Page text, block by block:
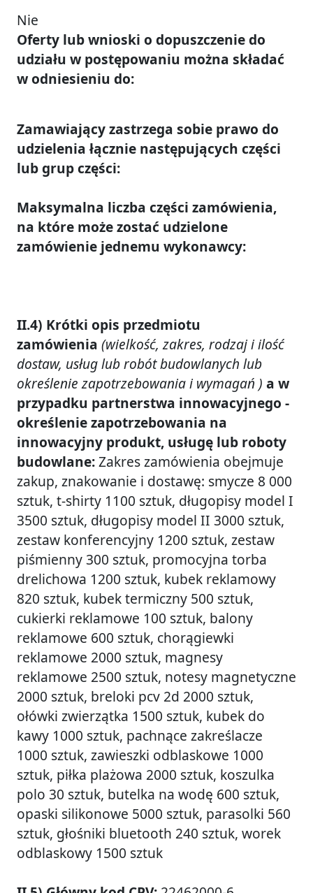
Nie
Oferty lub wnioski o dopuszczenie do
udziału w postępowaniu można składać
w odniesieniu do:
Zamawiający zastrzega sobie prawo do
udzielenia łącznie następujących części
lub grup części:
Maksymalna liczba części zamówienia,
na które może zostać udzielone
zamówienie jednemu wykonawcy:
II.4) Krótki opis przedmiotu
zamówienia (wielkość, zakres, rodzaj i ilość
dostaw, usług lub robót budowlanych lub
określenie zapotrzebowania i wymagań ) a w
przypadku partnerstwa innowacyjnego -
określenie zapotrzebowania na
innowacyjny produkt, usługę lub roboty
budowlane:Zakres zamówienia obejmuje
zakup, znakowanie i dostawę: smycze 8 000
sztuk, t-shirty 1100 sztuk, długopisy model I
3500 sztuk, długopisy model II 3000 sztuk,
zestaw konferencyjny 1200 sztuk, zestaw
piśmienny 300 sztuk, promocyjna torba
drelichowa 1200 sztuk, kubek reklamowy
820 sztuk, kubek termiczny 500 sztuk,
cukierki reklamowe 100 sztuk, balony
reklamowe 600 sztuk, chorągiewki
reklamowe 2000 sztuk, magnesy
reklamowe 2500 sztuk, notesy magnetyczne
2000 sztuk, breloki pcv 2d 2000 sztuk,
ołówki zwierzątka 1500 sztuk, kubek do
kawy 1000 sztuk, pachnące zakreślacze
1000 sztuk, zawieszki odblaskowe 1000
sztuk, piłka plażowa 2000 sztuk, koszulka
polo 30 sztuk, butelka na wodę 600 sztuk,
opaski silikonowe 5000 sztuk, parasolki 560
sztuk, głośniki bluetooth 240 sztuk, worek
odblaskowy 1500 sztuk